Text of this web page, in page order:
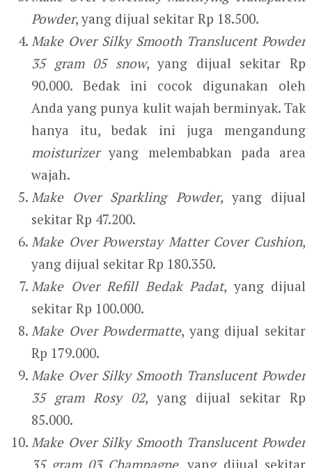
Powder, yang dijual sekitar Rp 18.500.
Make Over Silky Smooth Translucent Powder
35 gram 05 snow, yang dijual sekitar Rp
90.000. Bedak ini cocok digunakan oleh
Anda yang punya kulit wajah berminyak. Tak
hanya itu, bedak ini juga mengandung
moisturizeryang melembabkan pada area
wajah.
Make Over Sparkling Powder, yang dijual
sekitar Rp 47.200.
Make Over Powerstay Matter Cover Cushion,
yang dijual sekitar Rp 180.350.
Make Over Refill Bedak Padat, yang dijual
sekitar Rp 100.000.
Make Over Powdermatte, yang dijual sekitar
Rp 179.000.
Make Over Silky Smooth Translucent Powder
35 gram Rosy 02, yang dijual sekitar Rp
85.000.
Make Over Silky Smooth Translucent Powder
35 gram 03 Champagne, yang dijual sekitar